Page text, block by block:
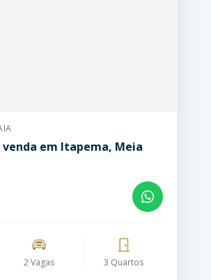
em Itapema, Meia
2 Vagas 3 Quartos